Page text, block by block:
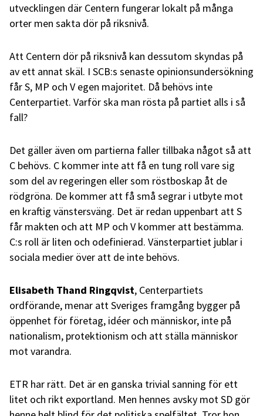
utvecklingen där Centern fungerar lokalt på många
orter men sakta dör på riksnivå.
Att Centern dör på riksnivå kan dessutom skyndas på
av ett annat skäl. I SCB:s senaste opinionsundersökning
får S, MP och V egen majoritet. Då behövs inte
Centerpartiet. Varför ska man rösta på partiet alls i så
fall?
Det gäller även om partierna faller tillbaka något så att
C behövs. C kommer inte att få en tung roll vare sig
som del av regeringen eller som röstboskap åt de
rödgröna. De kommer att få små segrar i utbyte mot
en kraftig vänstersväng. Det är redan uppenbart att S
får makten och att MP och V kommer att bestämma.
C:s roll är liten och odefinierad. Vänsterpartiet jublar i
sociala medier över att de inte behövs.
Elisabeth Thand Ringqvist, Centerpartiets
ordförande, menar att Sveriges framgång bygger på
öppenhet för företag, idéer och människor, inte på
nationalism, protektionism och att ställa människor
mot varandra.
ETR har rätt. Det är en ganska trivial sanning för ett
litet och rikt exportland. Men hennes avsky mot SD gör